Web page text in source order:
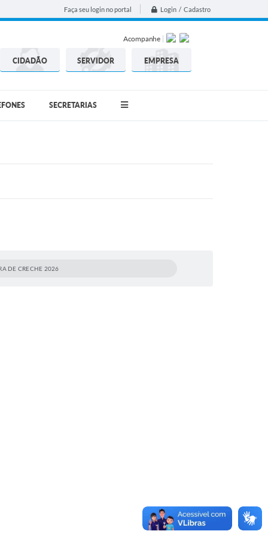
Faça seu login no portal Login / Cadastro
Acompanhe
CIDADÃO SERVIDOR EMPRESA
SECRETARIAS
DE CRECHE 2026